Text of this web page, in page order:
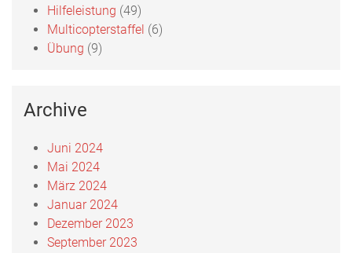
Hilfeleistung (49)
Multicopterstaffel (6)
Übung (9)
Archive
Juni 2024
Mai 2024
März 2024
Januar 2024
Dezember 2023
September 2023